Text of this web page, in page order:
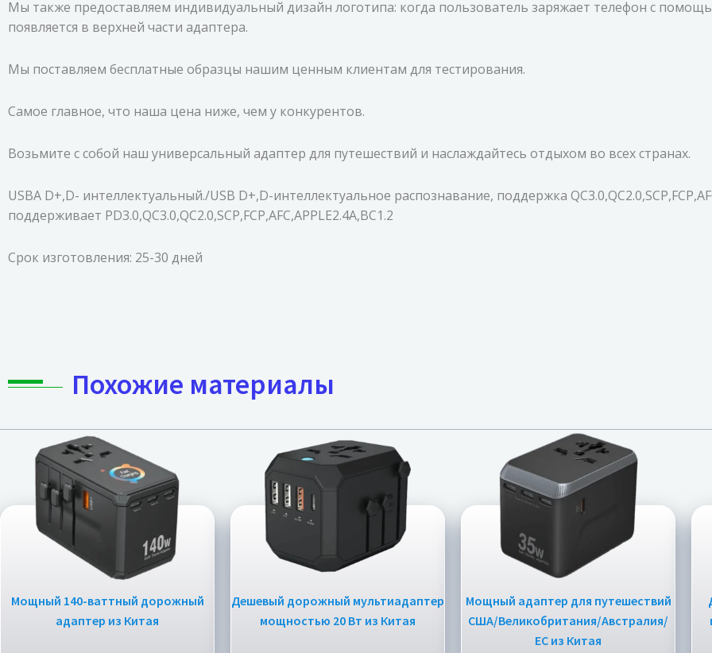
Мы также предоставляем индивидуальный дизайн логотипа: когда пользователь заряжает телефон с
появляется в верхней части адаптера.
Мы поставляем бесплатные образцы нашим ценным клиентам для тестирования.
Самое главное, что наша цена ниже, чем у конкурентов.
Возьмите с собой наш универсальный адаптер для путешествий и наслаждайтесь отдыхом во всех странах.
USBA D+,D- интеллектуальный./USB D+,D-интеллектуальное распознавание, поддержка
поддерживает PD3.0,QC3.0,QC2.0,SCP,FCP,AFC,APPLE2.4A,BC1.2
Срок изготовления: 25-30 дней
Похожие материалы
Мощный 140-ваттный дорожный
адаптер из Китая
Дешевый дорожный мультиадаптер
мощностью 20 Вт из Китая
Мощный адаптер для путешествий
США/Великобритания/Австралия/
ЕС из Китая